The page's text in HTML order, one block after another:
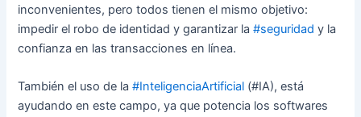
inconvenientes, pero todos tienen el mismo objetivo:
impedir el robo de identidad y garantizar la#seguridad y la
confianza en las transacciones en línea.
También el uso de la#InteligenciaArtificial (#IA), está
ayudando en este campo, ya que potencia los softwares